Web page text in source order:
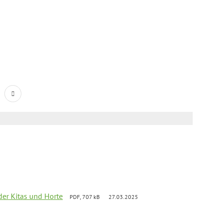
Kitas und Horte PDF, 707 kB 27.03.2025